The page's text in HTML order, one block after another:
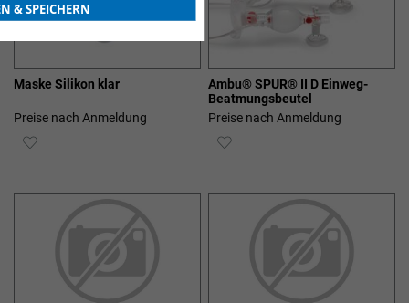
Maske Silikon klar
Preise nach Anmeldung
ZUR
HINZUFÜGEN
Ambu® SPUR® II D Einweg-
Beatmungsbeutel
Preise nach Anmeldung
ZUR
HINZUFÜGEN
& SPEICHERN